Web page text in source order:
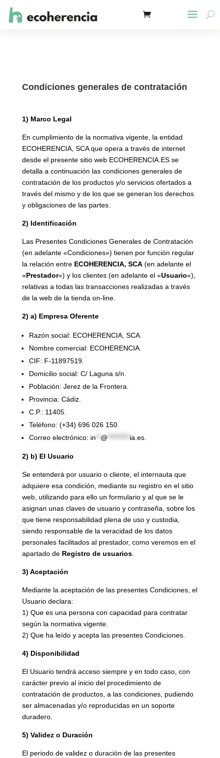
Condiciones generales de contratación
1) Marco Legal
En cumplimiento de la normativa vigente, la entidad
ECOHERENCIA, SCA que opera a través de internet
desde el presente sitio web ECOHERENCIA.ES se
detalla a continuación las condiciones generales de
contratación de los productos y/o servicios ofertados a
través del mismo y de los que se generan los derechos
y obligaciones de las partes.
2) Identificación
Las Presentes Condiciones Generales de Contratación
(en adelante «Condiciones») tienen por función regular
la relación entre ECOHERENCIA, SCA(en adelante el
«Prestador«) y los clientes (en adelante el «Usuario«),
relativas a todas las transacciones realizadas a través
de la web de la tienda on-line.
2) a) Empresa Oferente
Razón social: ECOHERENCIA, SCA.
Nombre comercial: ECOHERENCIA.
CIF: F-11897519.
Domicilio social: C/ Laguna s/n.
Población: Jerez de la Frontera.
Provincia: Cádiz.
C.P.: 11405.
Teléfono: (+34) 696 026 150.
Correo electrónico: in @ ia.es.
2) b) El Usuario
Se entenderá por usuario o cliente, el internauta que
adquiere esa condición, mediante su registro en el sitio
web, utilizando para ello un formulario y al que se le
asignan unas claves de usuario y contraseña, sobre los
que tiene responsabilidad plena de uso y custodia,
siendo responsable de la veracidad de los datos
personales facilitados al prestador, como veremos en el
apartado de Registro de usuarios.
3) Aceptación
Mediante la aceptación de las presentes Condiciones, el
Usuario declara:
1) Que es una persona con capacidad para contratar
según la normativa vigente.
2) Que ha leído y acepta las presentes Condiciones.
4) Disponibilidad
El Usuario tendrá acceso siempre y en todo caso, con
carácter previo al inicio del procedimiento de
contratación de productos, a las condiciones, pudiendo
ser almacenadas y/o reproducidas en un soporte
duradero.
5) Validez o Duración
El periodo de validez o duración de las presentes